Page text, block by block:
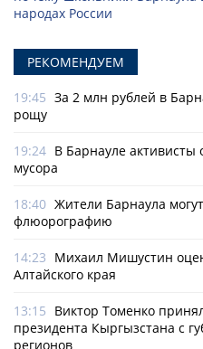
народах России
РЕКОМЕНДУЕМ
19:45 За 2 млн рублей в
рощу
19:24 В Барнауле активисты
мусора
18:40 Жители Барнаула
флюорографию
14:23 Михаил Мишустин
Алтайского края
13:15 Виктор Томенко
президента Кыргызстана с
регионов